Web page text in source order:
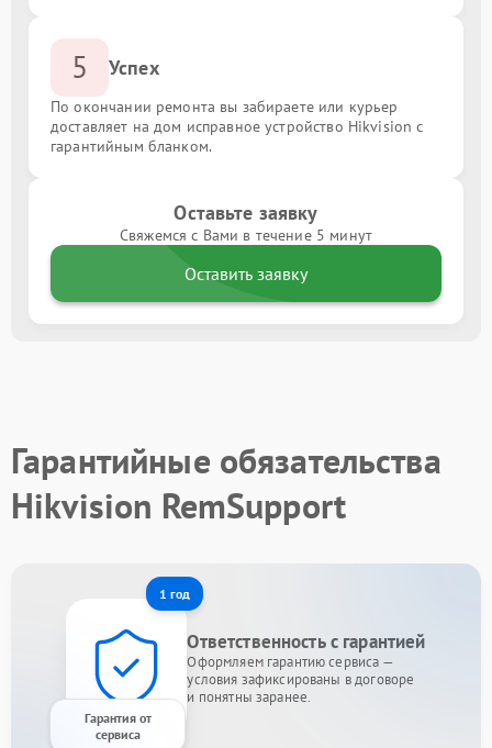
5 Успех
По окончании ремонта вы забираете или курьер
доставляет на дом исправное устройство Hikvision с
гарантийным бланком.
Оставьте заявку
Свяжемся с Вами в течение 5 минут
Оставить заявку
Гарантийные обязательства
Hikvision RemSupport
1 год
Гарантия от
сервиса
Ответственность с гарантией
Оформляем гарантию сервиса —
условия зафиксированы в договоре
и понятны заранее.